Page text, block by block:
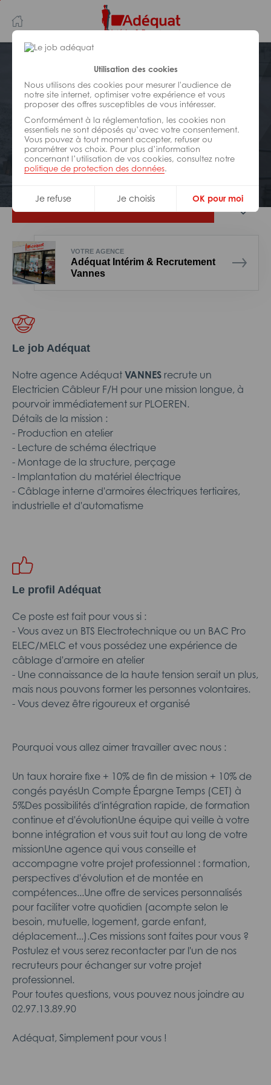
Utilisation des cookies
Nous utilisons des cookies pour mesurer l'audience de
notre site internet, optimiser votre expérience et vous
proposer des offres susceptibles de vous intéresser.
Conformément à la réglementation, les cookies non
essentiels ne sont déposés qu’avec votre consentement.
Vous pouvez à tout moment accepter, refuser ou
paramétrer vos choix. Pour plus d’information
concernant l’utilisation de vos cookies, consultez notre
politique de protection des données.
Je refuse Je choisis OK pour moi
au
contenu
principal
navigation
BÂTIMENT ET TRAVAUX PUBLICS
Réf : 0GB-315351
Electricien câbleur H/F
Interim Vannes
VOTRE AGENCE
Adéquat Intérim & Recrutement
Vannes
Le job Adéquat
Notre agence Adéquat VANNES recrute un
Electricien Câbleur F/H pour une mission longue, à
pourvoir immédiatement sur PLOEREN.
Détails de la mission :
- Production en atelier
- Lecture de schéma électrique
- Montage de la structure, perçage
- Implantation du matériel électrique
- Câblage interne d'armoires électriques tertiaires,
industrielle et d'automatisme
Le profil Adéquat
Ce poste est fait pour vous si :
- Vous avez un BTS Electrotechnique ou un BAC Pro
ELEC/MELC et vous possédez une expérience de
câblage d'armoire en atelier
- Une connaissance de la haute tension serait un plus,
mais nous pouvons former les personnes volontaires.
- Vous devez être rigoureux et organisé
Pourquoi vous allez aimer travailler avec nous :
Un taux horaire fixe + 10% de fin de mission + 10% de
congés payésUn Compte Épargne Temps (CET) à
5%Des possibilités d'intégration rapide, de formation
continue et d'évolutionUne équipe qui veille à votre
bonne intégration et vous suit tout au long de votre
missionUne agence qui vous conseille et
accompagne votre projet professionnel : formation,
perspectives d'évolution et de montée en
compétences...Une offre de services personnalisés
pour faciliter votre quotidien (acompte selon le
besoin, mutuelle, logement, garde enfant,
déplacement...).Ces missions sont faites pour vous ?
Postulez et vous serez recontacter par l'un de nos
recruteurs pour échanger sur votre projet
professionnel.
Pour toutes questions, vous pouvez nous joindre au
02.97.13.89.90
Adéquat, Simplement pour vous !